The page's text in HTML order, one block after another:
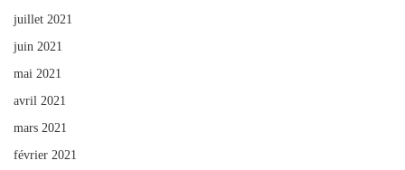
juillet 2021
juin 2021
mai 2021
avril 2021
mars 2021
février 2021